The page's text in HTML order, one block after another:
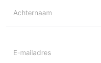
Achternaam
E-mailadres